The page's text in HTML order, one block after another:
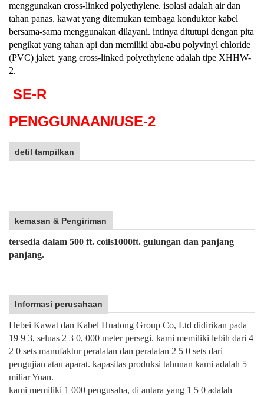
menggunakan cross-linked polyethylene. isolasi adalah air dan
tahan panas. kawat yang ditemukan tembaga konduktor kabel
bersama-sama menggunakan dilayani. intinya ditutupi dengan pita
pengikat yang tahan api dan memiliki abu-abu polyvinyl chloride
(PVC) jaket. yang cross-linked polyethylene adalah tipe XHHW-
2.
SE-R
PENGGUNAAN/USE-2
detil tampilkan
kemasan & Pengiriman
tersedia dalam 500 ft. coils1000ft. gulungan dan panjang
panjang.
Informasi perusahaan
Hebei Kawat dan Kabel Huatong Group Co, Ltd didirikan pada
19 9 3, seluas 2 3 0, 000 meter persegi. kami memiliki lebih dari 4
2 0 sets manufaktur peralatan dan peralatan 2 5 0 sets dari
pengujian atau aparat. kapasitas produksi tahunan kami adalah 5
miliar Yuan.
kami memiliki 1 000 pengusaha, di antara yang 1 5 0 adalah